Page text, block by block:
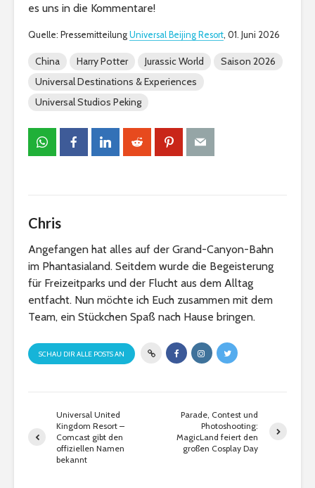
es uns in die Kommentare!
Quelle: Pressemitteilung Universal Beijing Resort, 01. Juni 2026
China Harry Potter Jurassic World
Saison 2026
Universal Destinations & Experiences
Universal Studios Peking
Chris
Angefangen hat alles auf der Grand-Canyon-Bahn
im Phantasialand. Seitdem wurde die Begeisterung
für Freizeitparks und der Flucht aus dem Alltag
entfacht. Nun möchte ich Euch zusammen mit dem
Team, ein Stückchen Spaß nach Hause bringen.
SCHAU DIR ALLE POSTS AN
Universal United
Kingdom Resort –
Comcast gibt den
offiziellen Namen
bekannt
Parade, Contest und
Photoshooting:
MagicLand feiert den
großen Cosplay Day